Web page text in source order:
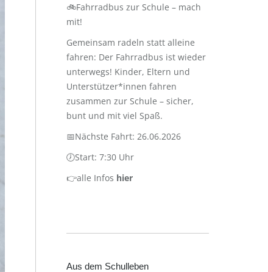
🚲Fahrradbus zur Schule – mach
mit!
Gemeinsam radeln statt alleine
fahren: Der Fahrradbus ist wieder
unterwegs! Kinder, Eltern und
Unterstützer*innen fahren
zusammen zur Schule – sicher,
bunt und mit viel Spaß.
📅Nächste Fahrt: 26.06.2026
🕖Start: 7:30 Uhr
👉alle Infos hier
Aus dem Schulleben